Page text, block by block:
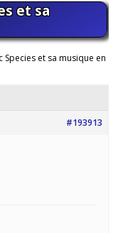
et sa
et sa musique en
#193913